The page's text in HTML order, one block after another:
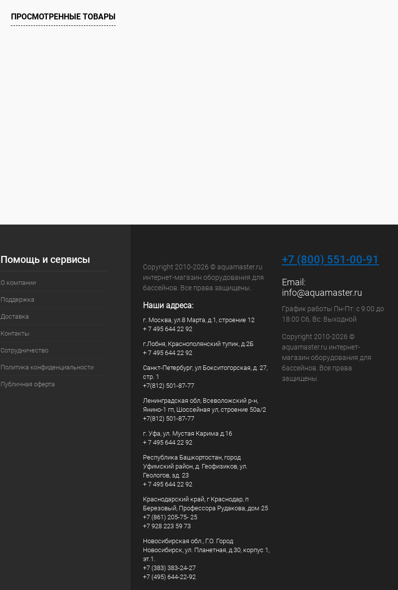
В наличии
ПРОСМОТРЕННЫЕ ТОВАРЫ
Помощь и сервисы
О компании
Поддержка
Доставка
Контакты
Сотрудничество
Политика конфиденциальности
Публичная оферта
Copyright 2010-2026 © aquamaster.ru
интернет-магазин оборудования для
бассейнов. Все права защищены.
Наши адреса:
г. Москва, ул.8 Марта, д.1, строение 12
+ 7 495 644 22 92
г.Лобня, Краснополянский тупик, д.2Б
+ 7 495 644 22 92
Санкт-Петербург, ул Бокситогорская, д. 27,
стр. 1
+7(812) 501-87-77
Ленинградская обл, Всеволожский р-н,
Янино-1 гп, Шоссейная ул, строение 50а/2
+7(812) 501-87-77
г. Уфа, ул. Мустая Карима д.16
+ 7 495 644 22 92
Республика Башкортостан, город
Уфимский район, д. Геофизиков, ул.
Геологов, зд. 23
+ 7 495 644 22 92
Краснодарский край, г Краснодар, п
Березовый, Профессора Рудакова, дом 25
+7 (861) 205-75- 25
+7 928 223 59 73
Новосибирская обл., Г.О. Город
Новосибирск, ул. Планетная, д.30, корпус 1,
эт.1.
+7 (383) 383-24-27
+7 (495) 644-22-92
+7 (800) 551-00-91
Email:
info@aquamaster.ru
График работы Пн-Пт: с 9:00 до
18:00 Сб, Вс: Выходной
Copyright 2010-2026 ©
aquamaster.ru интернет-
магазин оборудования для
бассейнов. Все права
защищены.